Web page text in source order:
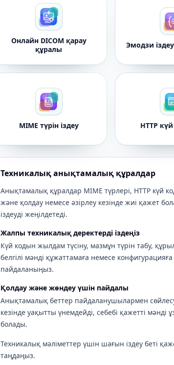
Онлайн DICOM қарау
құралы
Эмодзи
MIME түрін іздеу HTTP
Техникалық анықтамалық құралдар
Анықтамалық құралдар MIME түрлері, HTTP күй
және қолдау немесе әзірлеу кезінде жиі қажет
іздеуді жеңілдетеді.
Жалпы техникалық деректерді іздеңіз
Күй кодын жылдам түсіну, мазмұн түрін табу,
белгілі мәнді құжаттамаға немесе
пайдаланыңыз.
Қолдау және жөндеу үшін пайдалы
Анықтамалық беттер пайдаланушылармен
кезінде уақытты үнемдейді, себебі қажетті мәнді
болады.
Техникалық мәліметтер үшін шағын іздеу беті
таңдаңыз.